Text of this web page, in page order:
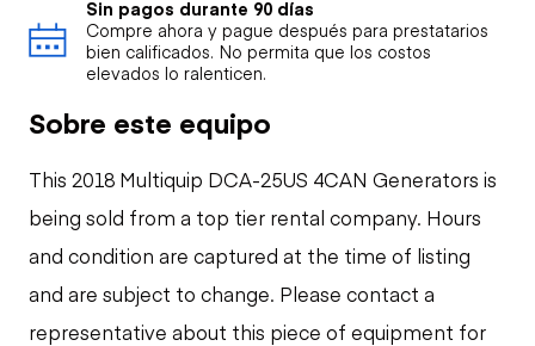
Sin pagos durante 90 días
Compre ahora y pague después para prestatarios
bien calificados. No permita que los costos
elevados lo ralenticen.
Sobre este equipo
This 2018 Multiquip DCA-25US 4CAN Generators is
being sold from a top tier rental company. Hours
and condition are captured at the time of listing
and are subject to change. Please contact a
representative about this piece of equipment for